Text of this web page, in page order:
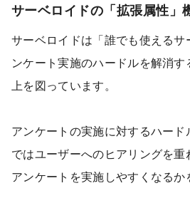
サーベロイドの「拡張属性」
サーベロイドは「誰でも使える
ンケート実施のハードルを解消
上を図っています。
アンケートの実施に対するハー
ではユーザーへのヒアリングを
アンケートを実施しやすくなるか